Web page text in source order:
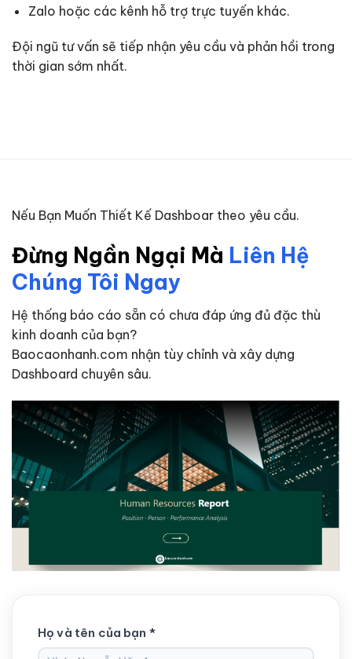
Zalo hoặc các kênh hỗ trợ trực tuyến khác.
Đội ngũ tư vấn sẽ tiếp nhận yêu cầu và phản hồi trong
thời gian sớm nhất.
Nếu Bạn Muốn Thiết Kế Dashboar theo yêu cầu.
Đừng Ngần Ngại Mà Liên Hệ
Chúng Tôi Ngay
Hệ thống báo cáo sẵn có chưa đáp ứng đủ đặc thù
kinh doanh của bạn?
Baocaonhanh.com nhận tùy chỉnh và xây dựng
Dashboard chuyên sâu.
Họ và tên của bạn *